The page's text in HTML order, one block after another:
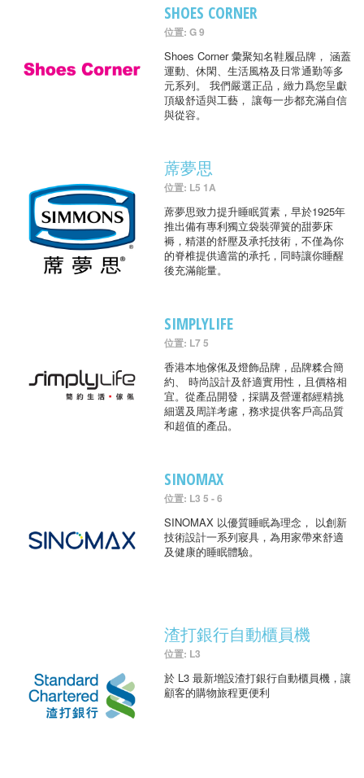
SHOES CORNER
位置: G 9
Shoes Corner 彙聚知名鞋履品牌， 涵蓋
運動、休閑、生活風格及日常通勤等多
元系列。 我們嚴選正品，緻力爲您呈獻
頂級舒适與工藝， 讓每一步都充滿自信
與從容。
蓆夢思
位置: L5 1A
蓆夢思致力提升睡眠質素，早於1925年
推出備有專利獨立袋裝彈簧的甜夢床
褥，精湛的舒壓及承托技術，不僅為你
的脊椎提供適當的承托，同時讓你睡醒
後充滿能量。
SIMPLYLIFE
位置: L7 5
香港本地傢俬及燈飾品牌，品牌糅合簡
約、 時尚設計及舒適實用性，且價格相
宜。從產品開發，採購及營運都經精挑
細選及周詳考慮，務求提供客戶高品質
和超值的產品。
SINOMAX
位置: L3 5 - 6
SINOMAX 以優質睡眠為理念， 以創新
技術設計一系列寢具，為用家帶來舒適
及健康的睡眠體驗。
渣打銀行自動櫃員機
位置: L3
於 L3 最新增設渣打銀行自動櫃員機，讓
顧客的購物旅程更便利